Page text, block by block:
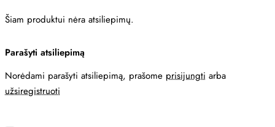
Šiam produktui nėra atsiliepimų.
Parašyti atsiliepimą
Norėdami parašyti atsiliepimą, prašome prisijungti arba
užsiregistruoti